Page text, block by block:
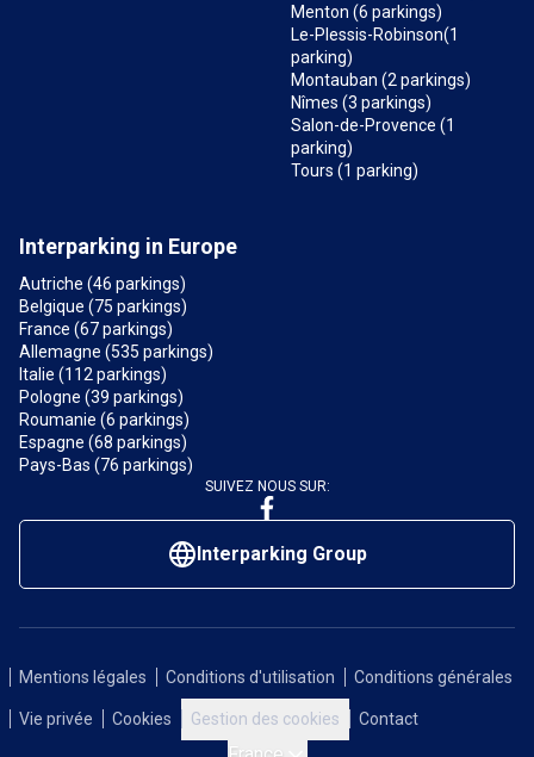
Menton (6 parkings)
Le-Plessis-Robinson(1
parking)
Montauban (2 parkings)
Nîmes (3 parkings)
Salon-de-Provence (1
parking)
Tours (1 parking)
Interparking in Europe
Autriche (46 parkings)
Belgique (75 parkings)
France (67 parkings)
Allemagne (535 parkings)
Italie (112 parkings)
Pologne (39 parkings)
Roumanie (6 parkings)
Espagne (68 parkings)
Pays-Bas (76 parkings)
SUIVEZ NOUS SUR:
Interparking Group
Mentions légales Conditions d'utilisation Conditions générales
Vie privée Cookies Gestion des cookies Contact